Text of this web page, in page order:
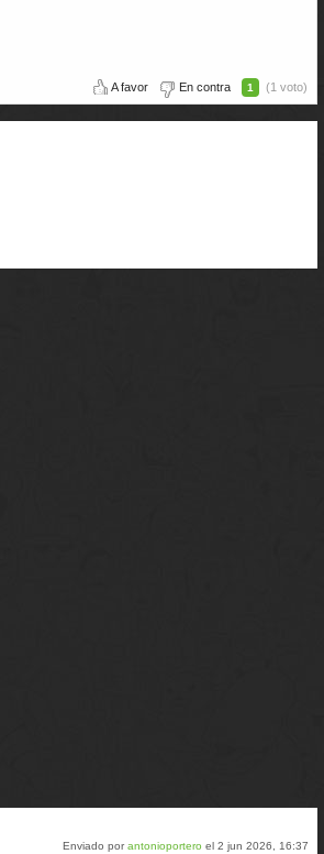
A favor En contra 1 (1 voto)
Enviado porantonioportero el 2 jun 2026, 16:37